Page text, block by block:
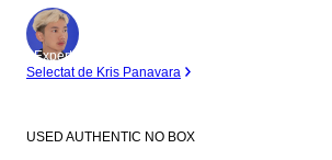
Expert
Selectat de Kris Panavara
USED AUTHENTIC NO BOX